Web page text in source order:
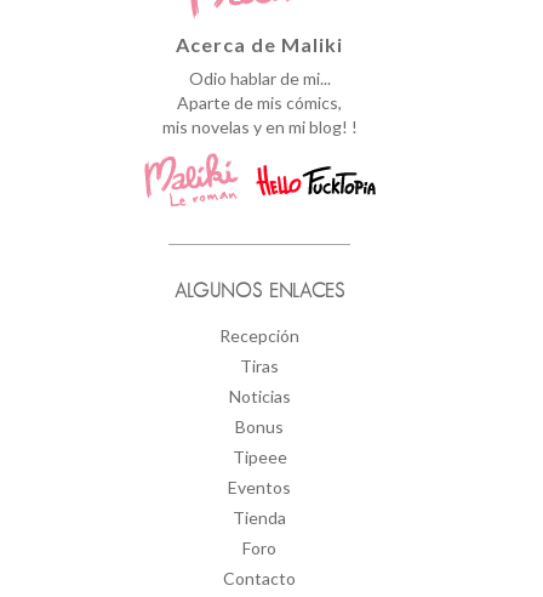
Acerca de Maliki
Odio hablar de mi...
Aparte de mis cómics,
mis novelas y en mi blog! !
ALGUNOS ENLACES
Recepción
Tiras
Noticias
Bonus
Tipeee
Eventos
Tienda
Foro
Contacto